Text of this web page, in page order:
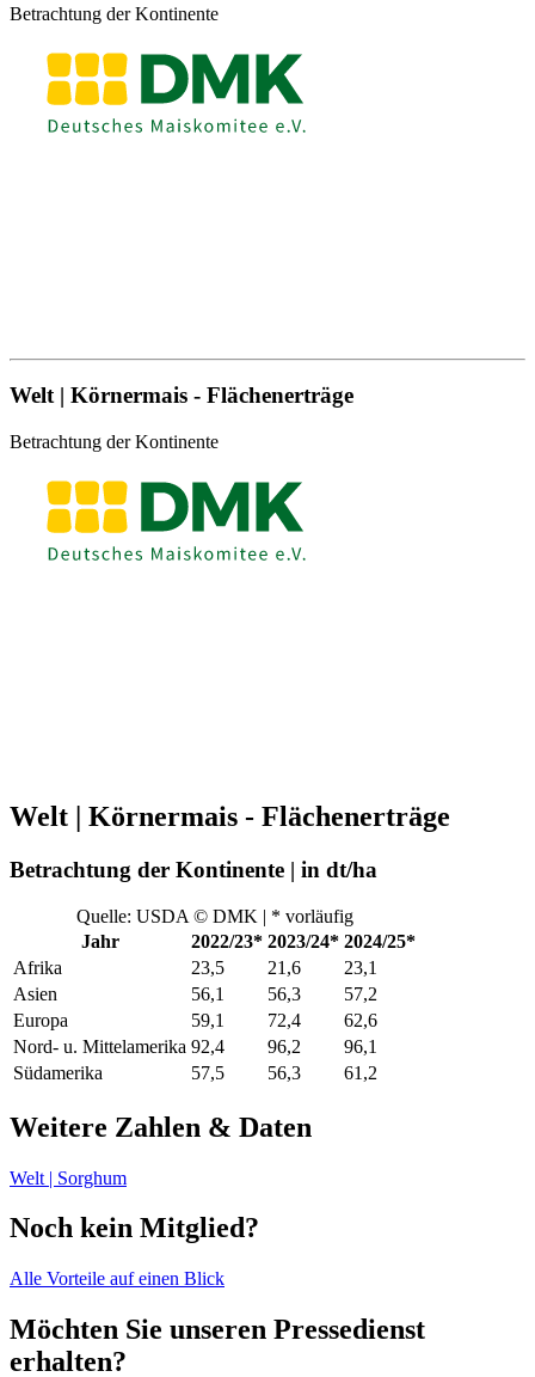
Betrachtung der Kontinente
Welt | Körnermais - Flächenerträge
Betrachtung der Kontinente
Welt | Körnermais - Flächenerträge
Betrachtung der Kontinente | in dt/ha
Quelle: USDA © DMK | * vorläufig
Jahr
2022/23* 2023/24* 2024/25*
Afrika
23,5 21,6
23,1
Asien
56,1 56,3
57,2
Europa
59,1 72,4
62,6
Nord- u. Mittelamerika 92,4 96,2
96,1
Südamerika
57,5 56,3 61,2
Weitere Zahlen & Daten
Welt | Sorghum
Noch kein Mitglied?
Alle Vorteile auf einen Blick
Möchten Sie unseren Pressedienst
erhalten?